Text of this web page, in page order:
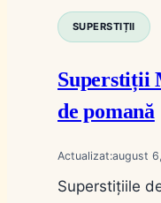
SUPERSTIȚII
Superstiții
de pomană
Actualizat:august
Superstițiile